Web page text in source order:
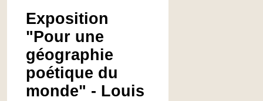
Exposition
"Pour une
géographie
poétique du
monde" - Louis